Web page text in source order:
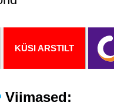
KÜSI ARSTILT
Viimased: